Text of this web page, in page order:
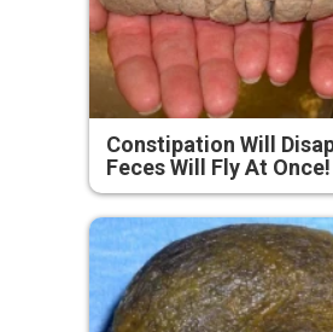
Constipation Will
Feces Will Fly At Once!